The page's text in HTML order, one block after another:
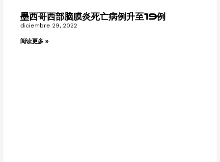
墨西哥西部脑膜炎死亡病例升至19例
diciembre 29, 2022
阅读更多 »